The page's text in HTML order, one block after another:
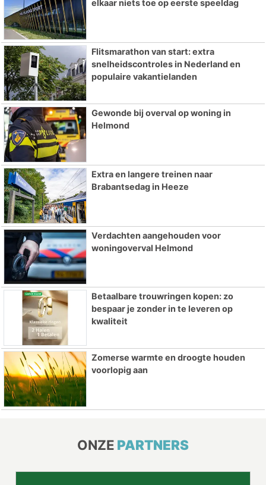
elkaar niets toe op eerste speeldag
Flitsmarathon van start: extra
snelheidscontroles in Nederland en
populaire vakantielanden
Gewonde bij overval op woning in
Helmond
Extra en langere treinen naar
Brabantsedag in Heeze
Verdachten aangehouden voor
woningoverval Helmond
Betaalbare trouwringen kopen: zo
bespaar je zonder in te leveren op
kwaliteit
Zomerse warmte en droogte houden
voorlopig aan
ONZE PARTNERS